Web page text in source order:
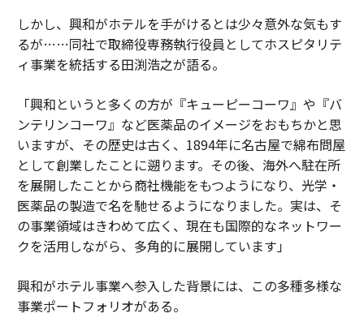
しかし、興和がホテルを手がけるとは少々意外な気もす
るが……同社で取締役専務執行役員としてホスピタリテ
ィ事業を統括する田渕浩之が語る。
「興和というと多くの方が『キューピーコーワ』や『バ
ンテリンコーワ』など医薬品のイメージをおもちかと思
いますが、その歴史は古く、1894年に名古屋で綿布問屋
として創業したことに遡ります。その後、海外へ駐在所
を展開したことから商社機能をもつようになり、光学・
医薬品の製造で名を馳せるようになりました。実は、そ
の事業領域はきわめて広く、現在も国際的なネットワー
クを活用しながら、多角的に展開しています」
興和がホテル事業へ参入した背景には、この多種多様な
事業ポートフォリオがある。